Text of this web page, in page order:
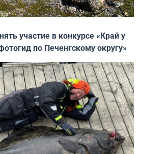
участие в конкурсе «Край у
по Печенгскому округу»